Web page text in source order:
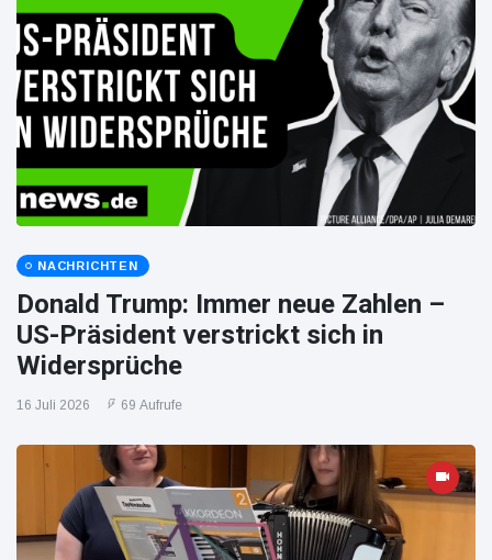
NACHRICHTEN
Donald Trump: Immer neue Zahlen –
US-Präsident verstrickt sich in
Widersprüche
16 Juli 2026 69 Aufrufe